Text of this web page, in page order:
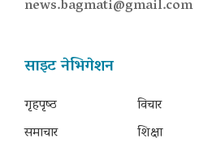
news.bagmati@gmail.com
साइट नेभिगेशन
गृहपृष्‍ठ
समाचार
विचार
शिक्षा